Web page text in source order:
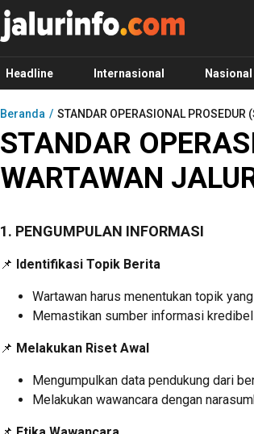
Info Terbaru, Berita Terkini Hari Ini,
Terkini, Akurat dan Terpercaya
Headline Internasional Nasional
Beranda STANDAR OPERASIONAL PROSEDUR
STANDAR
WARTAWAN
1. PENGUMPULAN INFORMASI
📌 Identifikasi Topik Berita
Wartawan harus menentukan topik
Memastikan sumber informasi
📌 Melakukan Riset Awal
Mengumpulkan data pendukung dari
Melakukan wawancara dengan